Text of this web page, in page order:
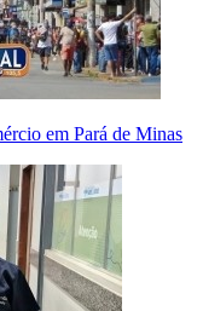
em Pará de Minas